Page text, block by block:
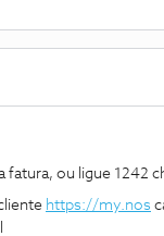
fatura, ou ligue 1242
https://my.nos